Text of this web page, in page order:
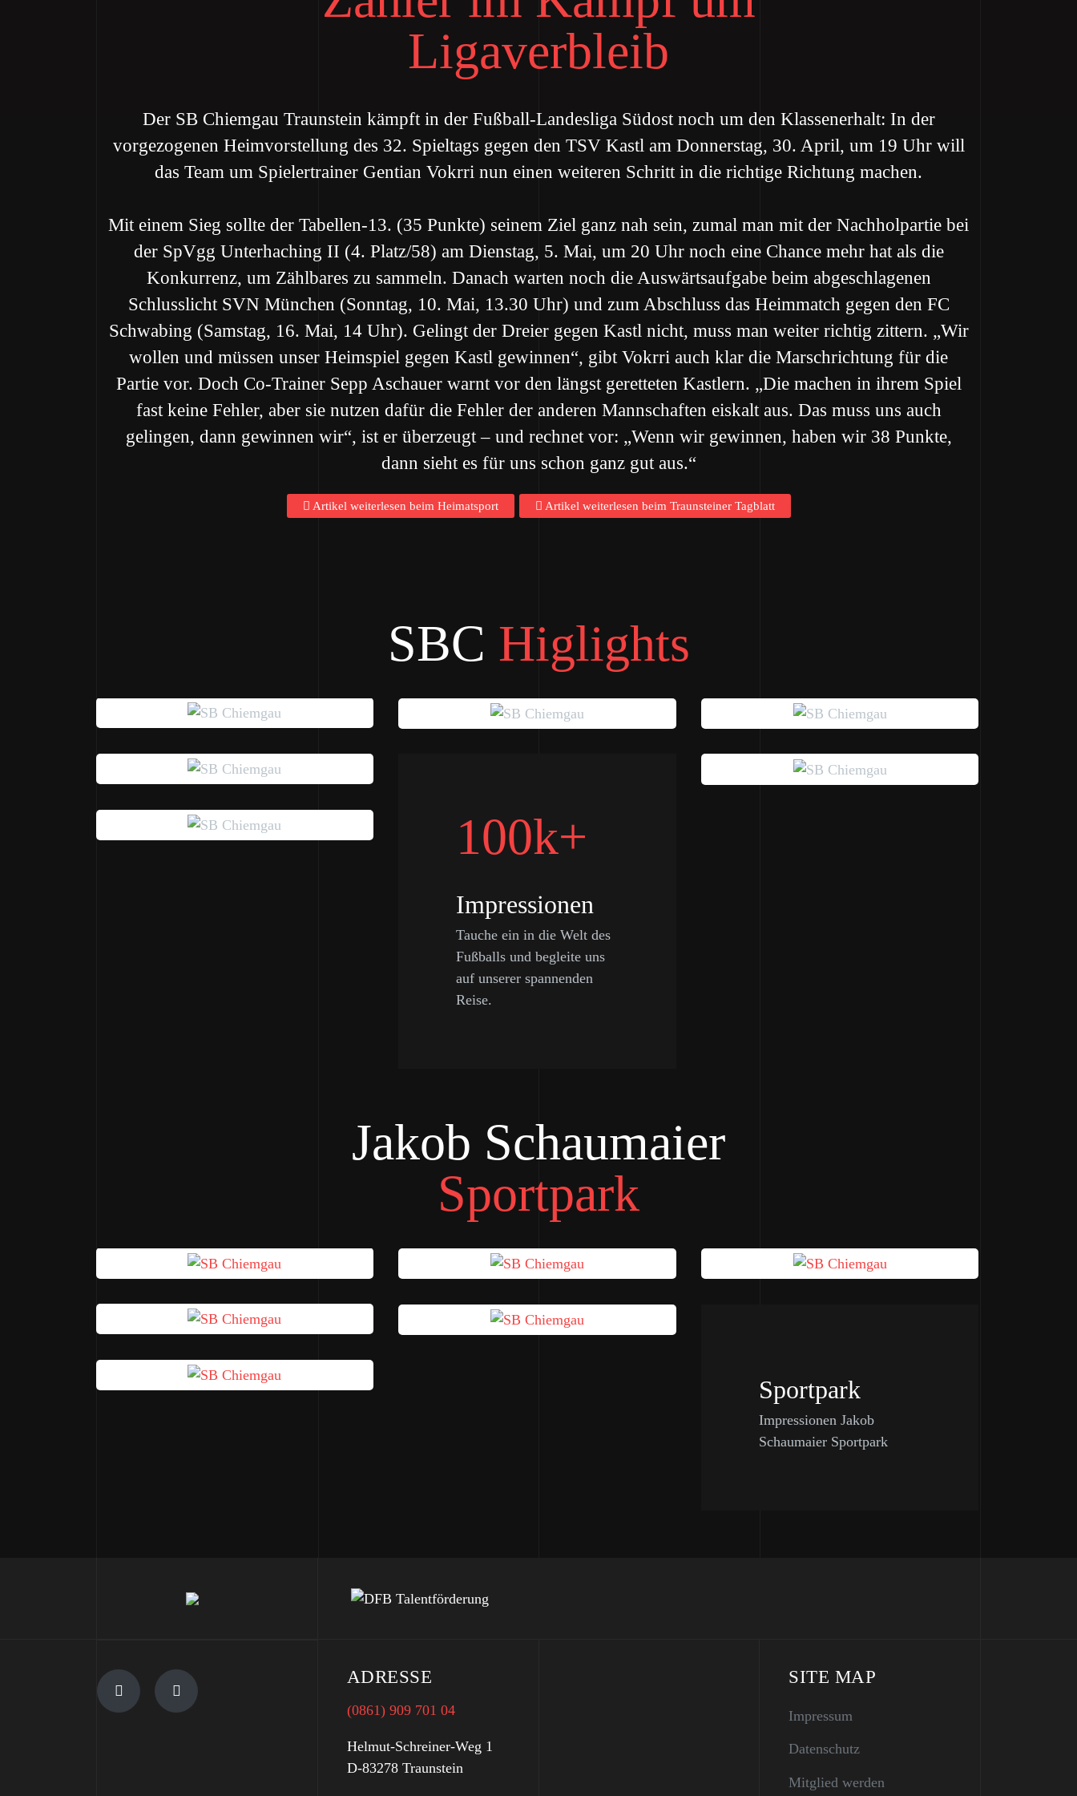
Ligaverbleib
Der SB Chiemgau Traunstein kämpft in der Fußball-Landesliga Südost noch um den Klassenerhalt: In der
vorgezogenen Heimvorstellung des 32. Spieltags gegen den TSV Kastl am Donnerstag, 30. April, um 19 Uhr will
das Team um Spielertrainer Gentian Vokrri nun einen weiteren Schritt in die richtige Richtung machen.
Mit einem Sieg sollte der Tabellen-13. (35 Punkte) seinem Ziel ganz nah sein, zumal man mit der Nachholpartie bei
der SpVgg Unterhaching II (4. Platz/58) am Dienstag, 5. Mai, um 20 Uhr noch eine Chance mehr hat als die
Konkurrenz, um Zählbares zu sammeln. Danach warten noch die Auswärtsaufgabe beim abgeschlagenen
Schlusslicht SVN München (Sonntag, 10. Mai, 13.30 Uhr) und zum Abschluss das Heimmatch gegen den FC
Schwabing (Samstag, 16. Mai, 14 Uhr). Gelingt der Dreier gegen Kastl nicht, muss man weiter richtig zittern. „Wir
wollen und müssen unser Heimspiel gegen Kastl gewinnen“, gibt Vokrri auch klar die Marschrichtung für die
Partie vor. Doch Co-Trainer Sepp Aschauer warnt vor den längst geretteten Kastlern. „Die machen in ihrem Spiel
fast keine Fehler, aber sie nutzen dafür die Fehler der anderen Mannschaften eiskalt aus. Das muss uns auch
gelingen, dann gewinnen wir“, ist er überzeugt – und rechnet vor: „Wenn wir gewinnen, haben wir 38 Punkte,
dann sieht es für uns schon ganz gut aus.“
Artikel weiterlesen beim Heimatsport Artikel weiterlesen beim Traunsteiner Tagblatt
SBC Higlights
100k+
Impressionen
Tauche ein in die Welt des
Fußballs und begleite uns
auf unserer spannenden
Reise.
Jakob Schaumaier
Sportpark
Sportpark
Impressionen Jakob
Schaumaier Sportpark
ADRESSE
(0861) 909 701 04
Helmut-Schreiner-Weg 1
D-83278 Traunstein
SITE MAP
Impressum
Datenschutz
Mitglied werden